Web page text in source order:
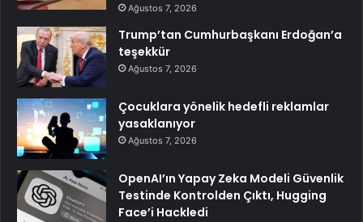
Ağustos 7, 2026
Trump’tan Cumhurbaşkanı Erdoğan’a
teşekkür
Ağustos 7, 2026
Çocuklara yönelik hedefli reklamlar
yasaklanıyor
Ağustos 7, 2026
OpenAI’ın Yapay Zeka Modeli Güvenlik
Testinde Kontrolden Çıktı, Hugging
Face’i Hackledi